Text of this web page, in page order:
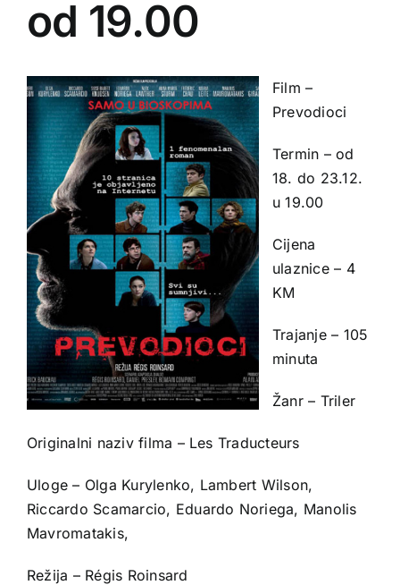
od 19.00
Film –
Prevodioci
Termin – od
18. do 23.12.
u 19.00
Cijena
ulaznice – 4
KM
Trajanje – 105
minuta
Žanr – Triler
Originalni naziv filma – Les Traducteurs
Uloge – Olga Kurylenko, Lambert Wilson,
Riccardo Scamarcio, Eduardo Noriega, Manolis
Mavromatakis,
Režija – Régis Roinsard